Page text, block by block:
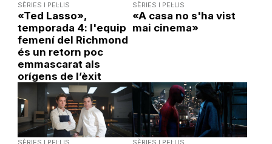
SÈRIES I PEL·LIS
«Ted Lasso»,
temporada 4: l'equip
femení del Richmond
és un retorn poc
emmascarat als
orígens de l’èxit
SÈRIES I PEL·LIS
«A casa no s'ha vist
mai cinema»